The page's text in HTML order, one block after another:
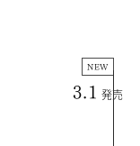
NEW
3.1 発売